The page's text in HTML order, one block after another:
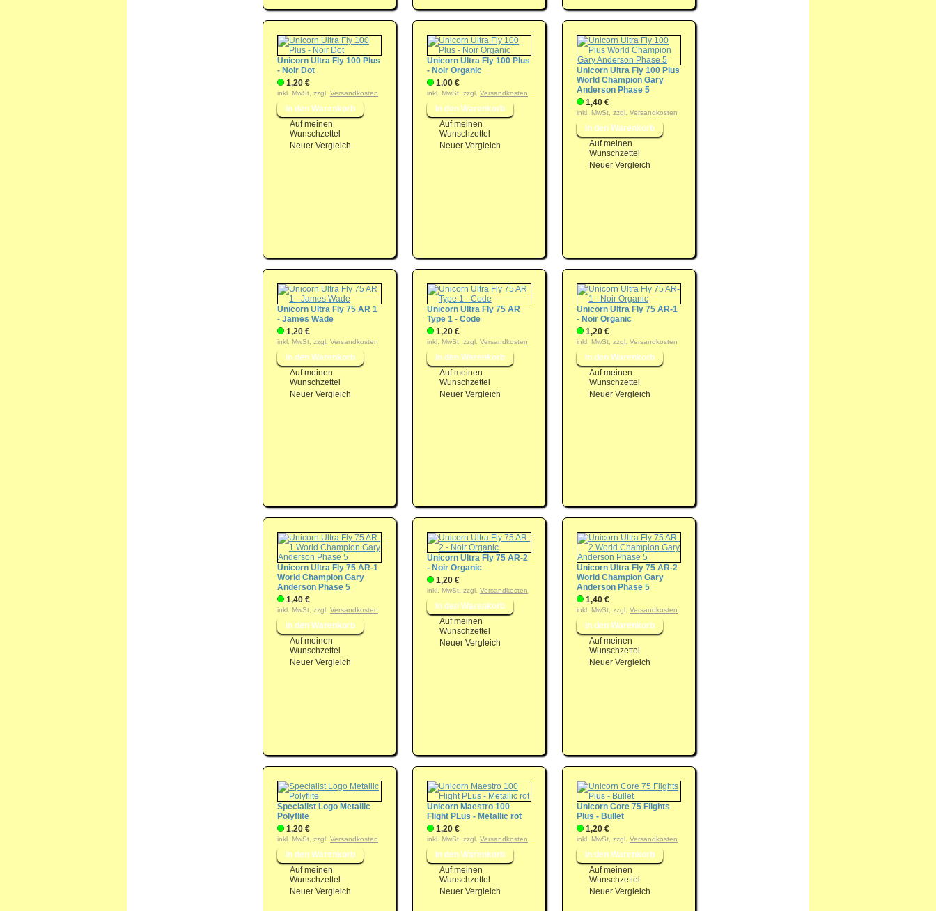
Unicorn Ultra Fly 100 Plus
- Noir Dot
1,20 €
inkl. MwSt, zzgl. Versandkosten
Auf meinen
Wunschzettel
Neuer Vergleich
Unicorn Ultra Fly 100 Plus
- Noir Organic
1,00 €
inkl. MwSt, zzgl. Versandkosten
Auf meinen
Wunschzettel
Neuer Vergleich
Unicorn Ultra Fly 100 Plus
World Champion Gary
Anderson Phase 5
1,40 €
inkl. MwSt, zzgl. Versandkosten
Auf meinen
Wunschzettel
Neuer Vergleich
Unicorn Ultra Fly 75 AR 1
- James Wade
1,20 €
inkl. MwSt, zzgl. Versandkosten
Auf meinen
Wunschzettel
Neuer Vergleich
Unicorn Ultra Fly 75 AR
Type 1 - Code
1,20 €
inkl. MwSt, zzgl. Versandkosten
Auf meinen
Wunschzettel
Neuer Vergleich
Unicorn Ultra Fly 75 AR-1
- Noir Organic
1,20 €
inkl. MwSt, zzgl. Versandkosten
Auf meinen
Wunschzettel
Neuer Vergleich
Unicorn Ultra Fly 75 AR-1
World Champion Gary
Anderson Phase 5
1,40 €
inkl. MwSt, zzgl. Versandkosten
Auf meinen
Wunschzettel
Neuer Vergleich
Unicorn Ultra Fly 75 AR-2
- Noir Organic
1,20 €
inkl. MwSt, zzgl. Versandkosten
Auf meinen
Wunschzettel
Neuer Vergleich
Unicorn Ultra Fly 75 AR-2
World Champion Gary
Anderson Phase 5
1,40 €
inkl. MwSt, zzgl. Versandkosten
Auf meinen
Wunschzettel
Neuer Vergleich
Specialist Logo Metallic
Polyflite
1,20 €
inkl. MwSt, zzgl. Versandkosten
Auf meinen
Wunschzettel
Neuer Vergleich
Unicorn Maestro 100
Flight PLus - Metallic rot
1,20 €
inkl. MwSt, zzgl. Versandkosten
Auf meinen
Wunschzettel
Neuer Vergleich
Unicorn Core 75 Flights
Plus - Bullet
1,20 €
inkl. MwSt, zzgl. Versandkosten
Auf meinen
Wunschzettel
Neuer Vergleich